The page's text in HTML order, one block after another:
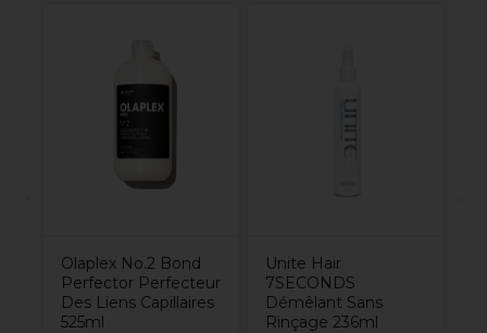
Olaplex No.2 Bond
Perfector Perfecteur
Des Liens Capillaires
525ml
Unite Hair
7SECONDS
Démêlant Sans
Rinçage 236ml